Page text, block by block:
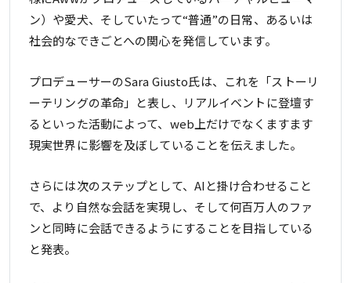
ン）や愛犬、そしていたって“普通”の日常、あるいは
社会的なできごとへの関心を発信しています。
プロデューサーのSara Giusto氏は、これを「ストーリ
ーテリングの革命」と表し、リアルイベントに登壇す
るといった活動によって、web上だけでなくますます
現実世界に影響を及ぼしていることを伝えました。
さらには次のステップとして、AIと掛け合わせること
で、より自然な会話を実現し、そして何百万人のファ
ンと同時に会話できるようにすることを目指している
と発表。